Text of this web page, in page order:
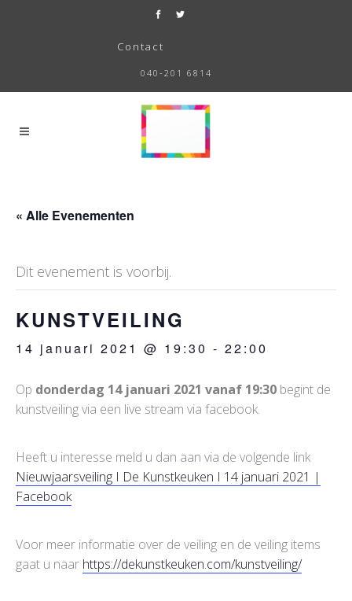
Contact
040-201 6814
« Alle Evenementen
Dit evenement is voorbij.
KUNSTVEILING
14 januari 2021 @ 19:30 - 22:00
Op donderdag 14 januari 2021 vanaf 19:30 begint de
kunstveiling via een live stream via facebook.
Heeft u interesse meld u dan aan via de volgende link
Nieuwjaarsveiling I De Kunstkeuken I 14 januari 2021 |
Facebook
Voor meer informatie over de veiling en de veiling items
gaat u naar https://dekunstkeuken.com/kunstveiling/